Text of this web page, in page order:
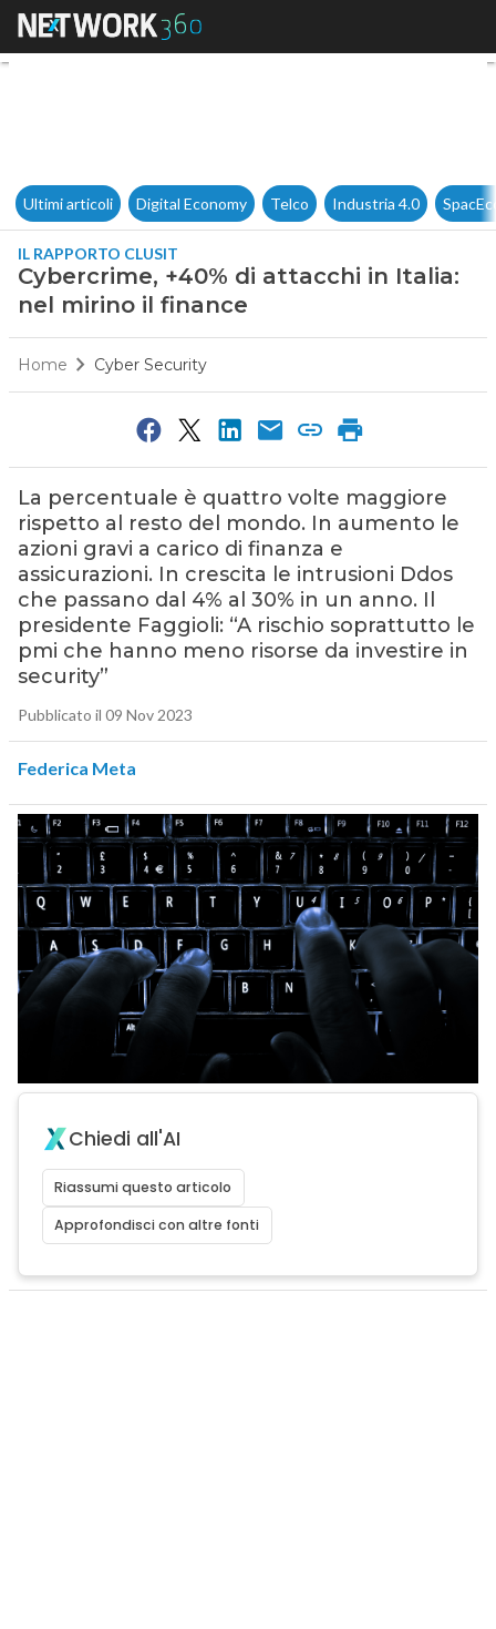
Cybercrime, +40% di
Ultimi articoli Digital Economy Telco Industria 4.0
IL RAPPORTO CLUSIT
Cybercrime, +40% di attacchi in Italia:
nel mirino il finance
Home Cyber Security
La percentuale è quattro volte maggiore
rispetto al resto del mondo. In aumento le
azioni gravi a carico di finanza e
assicurazioni. In crescita le intrusioni Ddos
che passano dal 4% al 30% in un anno. Il
presidente Faggioli: “A rischio soprattutto le
pmi che hanno meno risorse da investire in
security”
Pubblicato il 09 Nov 2023
Federica Meta
Chiedi all'AI
Riassumi questo articolo
Approfondisci con altre fonti